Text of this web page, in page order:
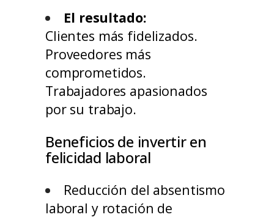
El resultado:
Clientes más fidelizados.
Proveedores más
comprometidos.
Trabajadores apasionados
por su trabajo.
Beneficios de invertir en
felicidad laboral
Reducción del absentismo
laboral y rotación de